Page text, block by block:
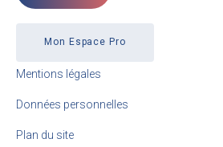
Mon Espace Pro
Mentions légales
Données personnelles
Plan du site